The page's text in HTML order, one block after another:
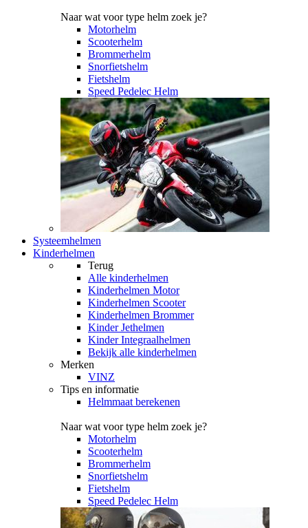
Naar wat voor type helm zoek je?
Motorhelm
Scooterhelm
Brommerhelm
Snorfietshelm
Fietshelm
Speed Pedelec Helm
Systeemhelmen
Kinderhelmen
Terug
Alle kinderhelmen
Kinderhelmen Motor
Kinderhelmen Scooter
Kinderhelmen Brommer
Kinder Jethelmen
Kinder Integraalhelmen
Bekijk alle kinderhelmen
Merken
VINZ
Tips en informatie
Helmmaat berekenen
Naar wat voor type helm zoek je?
Motorhelm
Scooterhelm
Brommerhelm
Snorfietshelm
Fietshelm
Speed Pedelec Helm